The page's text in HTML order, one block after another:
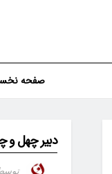
صفحه
دبیر چهل‌ و